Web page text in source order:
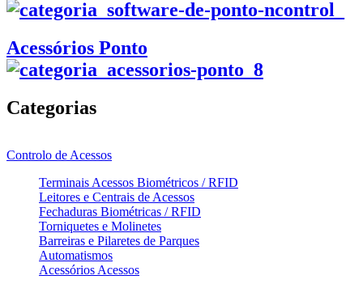
Acessórios Ponto
Categorias
Controlo de Acessos
Terminais Acessos Biométricos / RFID
Leitores e Centrais de Acessos
Fechaduras Biométricas / RFID
Torniquetes e Molinetes
Barreiras e Pilaretes de Parques
Automatismos
Acessórios Acessos